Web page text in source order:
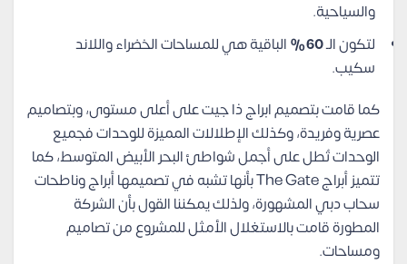
والسياحية.
لتكون الـ60%
الباقية هي للمساحات الخضراء واللاند
سكيب.
كما قامت بتصميم ابراج ذا جيت على أعلى مستوى، وبتصاميم
عصرية وفريدة، وكذلك الإطلالات المميزة للوحدات فجميع
الوحدات تُطل على أجمل شواطئ البحر الأبيض المتوسط، كما
تتميز أبراج The Gate بأنها تشبه في تصميمها أبراج وناطحات
سحاب دبي المشهورة، ولذلك يمكننا القول بأن الشركة
المطورة قامت بالاستغلال الأمثل للمشروع من تصاميم
ومساحات.